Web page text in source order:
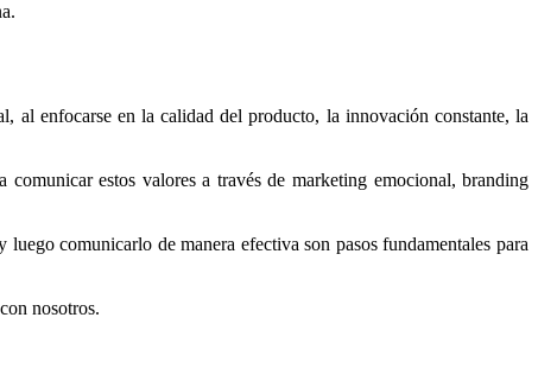
al enfocarse en la calidad del producto, la innovación constante, la
estos valores a través de marketing emocional, branding
comunicarlo de manera efectiva son pasos fundamentales para
nosotros.